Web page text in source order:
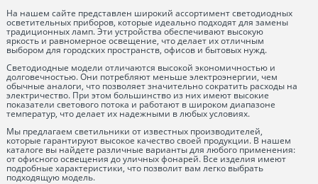
На нашем сайте представлен широкий ассортимент светодиодных
осветительных приборов, которые идеально подходят для замены
традиционных ламп. Эти устройства обеспечивают высокую
яркость и равномерное освещение, что делает их отличным
выбором для городских пространств, офисов и бытовых нужд.
Светодиодные модели отличаются высокой экономичностью и
долговечностью. Они потребляют меньше электроэнергии, чем
обычные аналоги, что позволяет значительно сократить расходы на
электричество. При этом большинство из них имеют высокие
показатели светового потока и работают в широком диапазоне
температур, что делает их надежными в любых условиях.
Мы предлагаем светильники от известных производителей,
которые гарантируют высокое качество своей продукции. В нашем
каталоге вы найдете различные варианты для любого применения:
от офисного освещения до уличных фонарей. Все изделия имеют
подробные характеристики, что позволит вам легко выбрать
подходящую модель.